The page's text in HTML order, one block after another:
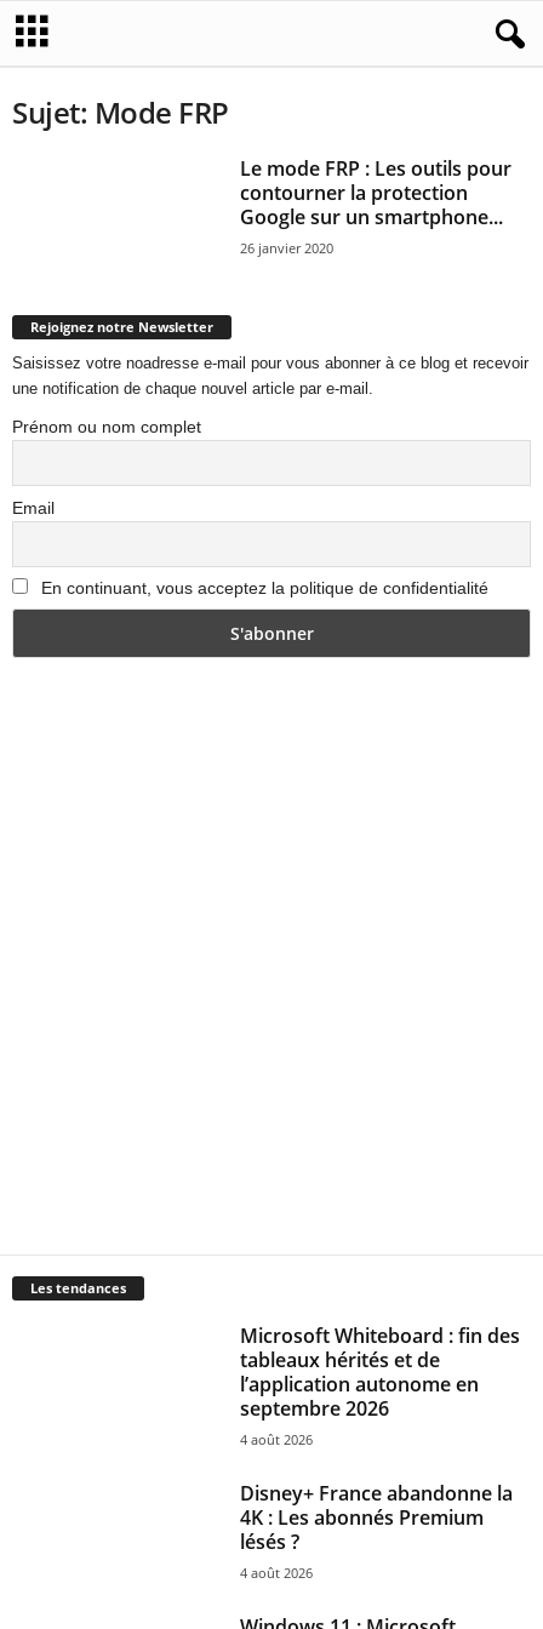
Sujet: Mode FRP
Le mode FRP : Les outils pour
contourner la protection
Google sur un smartphone...
26 janvier 2020
Rejoignez notre Newsletter
Saisissez votre noadresse e-mail pour vous abonner à ce blog et recevoir
une notification de chaque nouvel article par e-mail.
Prénom ou nom complet
Email
En continuant, vous acceptez la politique de confidentialité
Les tendances
Microsoft Whiteboard : fin des
tableaux hérités et de
l’application autonome en
septembre 2026
4 août 2026
Disney+ France abandonne la
4K : Les abonnés Premium
lésés ?
4 août 2026